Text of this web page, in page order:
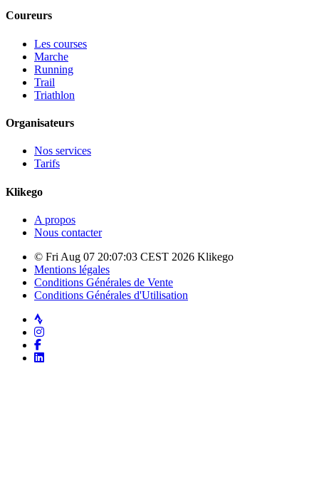
Coureurs
Les courses
Marche
Running
Trail
Triathlon
Organisateurs
Nos services
Tarifs
Klikego
A propos
Nous contacter
© Fri Aug 07 20:07:03 CEST 2026 Klikego
Mentions légales
Conditions Générales de Vente
Conditions Générales d'Utilisation
Strava
Instagram
Facebook
LinkedIn